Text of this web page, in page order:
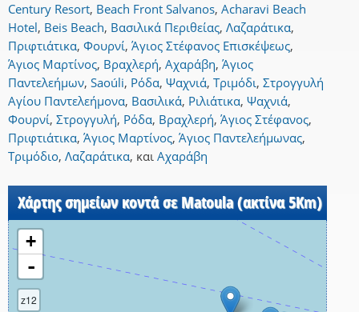
Century Resort, Beach Front Salvanos, Acharavi Beach
Hotel, Beis Beach, Βασιλικά Περιθείας, Λαζαράτικα,
Πριφτιάτικα, Φουρνί, Άγιος Στέφανος Επισκέψεως,
Άγιος Μαρτίνος, Βραχλερή, Αχαράβη, Άγιος
Παντελεήμων, Saoúli, Ρόδα, Ψαχνιά, Τριμόδι, Στρογγυλή
Αγίου Παντελεήμονα, Βασιλικά, Ριλιάτικα, Ψαχνιά,
Φουρνί, Στρογγυλή, Ρόδα, Βραχλερή, Άγιος Στέφανος,
Πριφτιάτικα, Άγιος Μαρτίνος, Άγιος Παντελεήμωνας,
Τριμόδιο, Λαζαράτικα, και Αχαράβη
Χάρτης σημείων κοντά σε Matoula (ακτίνα 5Km)
+
-
z12